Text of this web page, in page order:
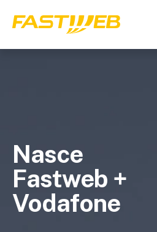
Nasce
Fastweb +
Vodafone